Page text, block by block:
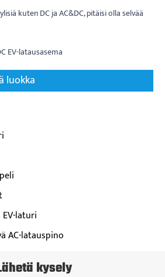
kuten DC ja AC&DC, pitäisi olla selvää
EV-latausasema
luokka
laturi
AC-latauspino
kysely